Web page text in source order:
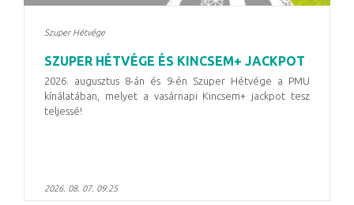
Szuper Hétvége
SZUPER HÉTVÉGE ÉS KINCSEM+ JACKPOT
2026. augusztus 8-án és 9-én Szuper Hétvége a PMU
kínálatában, melyet a vasárnapi Kincsem+ jackpot tesz
teljessé!
2026. 08. 07. 09:25